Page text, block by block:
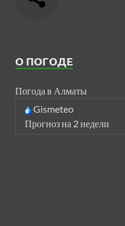
О ПОГОДЕ
Погода в Алматы
Gismeteo
Прогноз на 2 недели